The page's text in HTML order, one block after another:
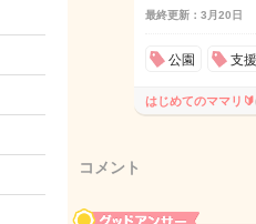
最終更新：3月20日
公園 支
はじめてのママリ🔰
コメント